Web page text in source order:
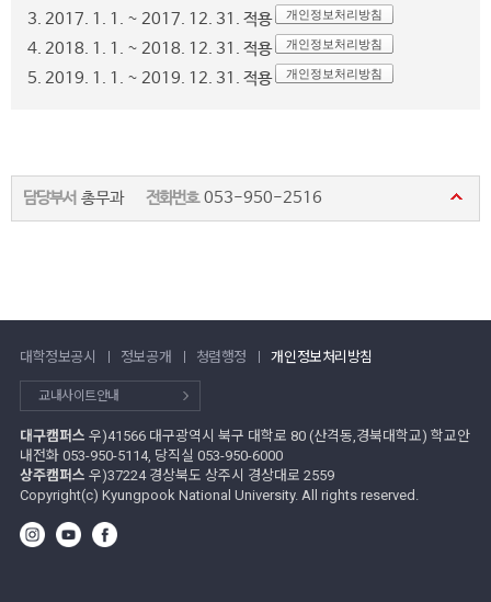
3. 2017. 1. 1. ~ 2017. 12. 31. 적용 개인정보처리방침
4. 2018. 1. 1. ~ 2018. 12. 31. 적용 개인정보처리방침
5. 2019. 1. 1. ~ 2019. 12. 31. 적용 개인정보처리방침
담당부서 총무과 전화번호 053-950-2516
대학정보공시 정보공개 청렴행정 개인정보처리방침
교내사이트안내
대구캠퍼스 우)41566 대구광역시 북구 대학로 80 (산격동,경북대학교) 학교안
내전화 053-950-5114, 당직실 053-950-6000
상주캠퍼스 우)37224 경상북도 상주시 경상대로 2559
Copyright(c) Kyungpook National University. All rights reserved.